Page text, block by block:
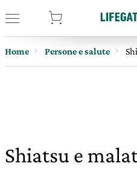
Home Persone e salute
Shiatsu e